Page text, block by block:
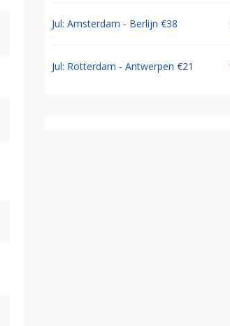
Jul: Amsterdam - Berlijn €38
Jul: Rotterdam - Antwerpen €21